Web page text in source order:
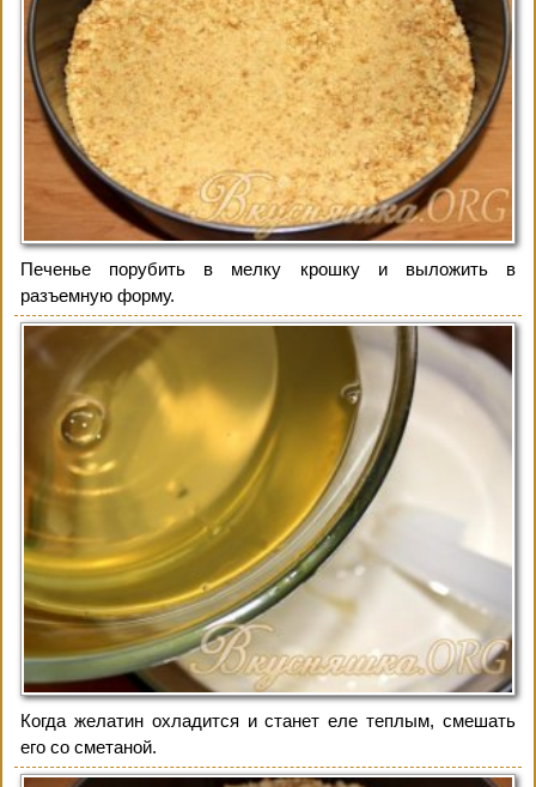
Печенье порубить в мелку крошку и выложить в
разъемную форму.
Когда желатин охладится и станет еле теплым, смешать
его со сметаной.